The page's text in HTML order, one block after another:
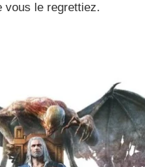
vous le regrettiez.